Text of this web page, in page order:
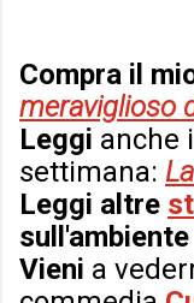
Compra il
meraviglioso
Leggi anche
settimana:
Leggi altre
sull'ambiente
Vieni a